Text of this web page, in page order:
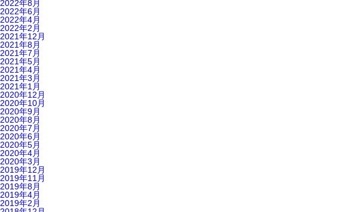
2022年8月
2022年6月
2022年4月
2022年2月
2021年12月
2021年8月
2021年7月
2021年5月
2021年4月
2021年3月
2021年1月
2020年12月
2020年10月
2020年9月
2020年8月
2020年7月
2020年6月
2020年5月
2020年4月
2020年3月
2019年12月
2019年11月
2019年8月
2019年4月
2019年2月